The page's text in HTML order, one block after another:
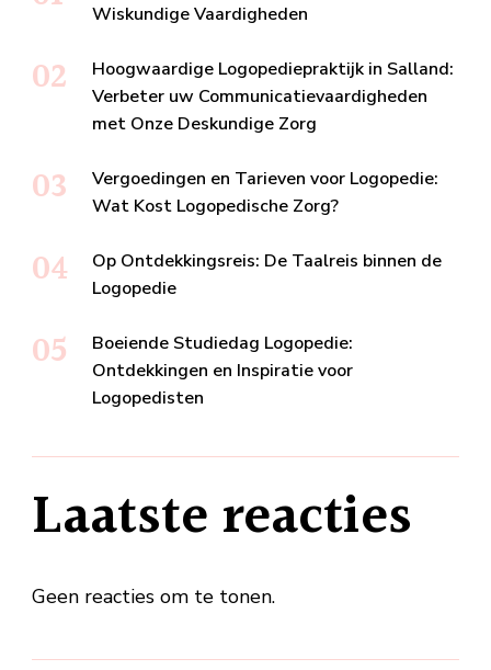
Wiskundige Vaardigheden
Hoogwaardige Logopediepraktijk in Salland:
Verbeter uw Communicatievaardigheden
met Onze Deskundige Zorg
Vergoedingen en Tarieven voor Logopedie:
Wat Kost Logopedische Zorg?
Op Ontdekkingsreis: De Taalreis binnen de
Logopedie
Boeiende Studiedag Logopedie:
Ontdekkingen en Inspiratie voor
Logopedisten
Laatste reacties
Geen reacties om te tonen.